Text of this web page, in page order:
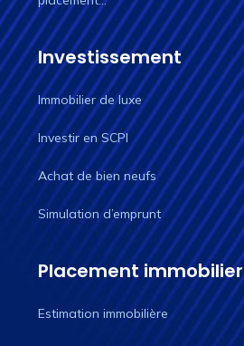
Investissement
Immobilier de luxe
Investir en SCPI
Achat de bien neufs
Simulation d’emprunt
Placement immobilier
Estimation immobilière